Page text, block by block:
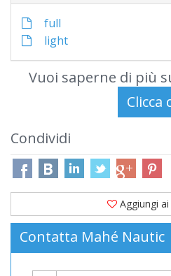
full
light
Vuoi saperne di più
Condividi
Aggiungi
Contatta Mahé Nautic